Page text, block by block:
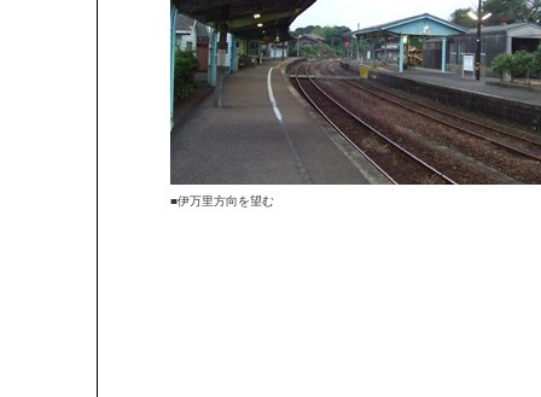
■伊万里方向を望む